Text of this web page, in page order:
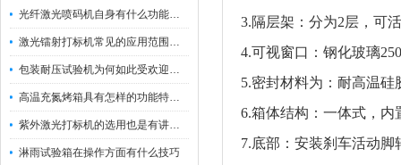
光纤激光喷码机自身有什么功能？不妨看看下文
激光镭射打标机常见的应用范围如下
包装耐压试验机为何如此受欢迎呢？
高温充氮烤箱具有怎样的功能特点呢？
紫外激光打标机的选用也是有讲究的
淋雨试验箱在操作方面有什么技巧
3.隔层架：分为2层，可
4.可视窗口：钢化玻璃
5.密封材料为：耐高温硅
6.箱体结构：一体式，内
7.底部：安装刹车活动脚